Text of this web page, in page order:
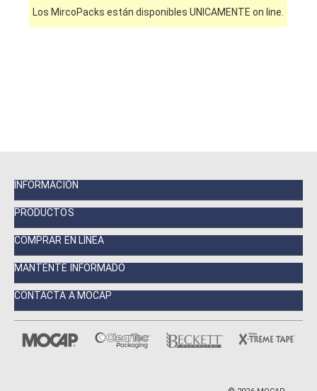
Los MircoPacks están disponibles UNICAMENTE on line.
INFORMACIÓN
PRODUCTOS
COMPRAR EN LÍNEA
MANTENTE INFORMADO
CONTACTA A MOCAP